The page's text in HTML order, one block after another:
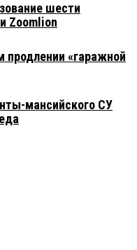
шести
Zoomlion
продлении «гаражной
мансийского СУ